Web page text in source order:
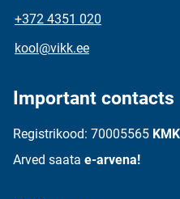
+372 4351 020
kool@vikk.ee
Important contacts
Registrikood: 70005565
Arved saata e-arvena!